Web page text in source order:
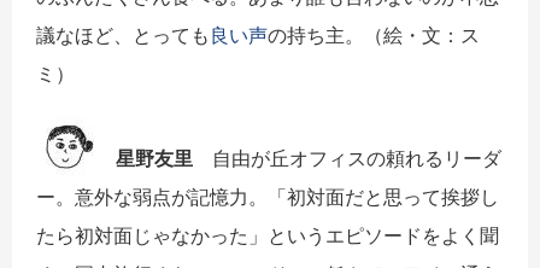
議なほど、とっても 良い声の持ち主。（絵・文：ス
ミ）
星野友里 自由が丘オフィスの頼れるリーダ
ー。意外な弱点が記憶力。「初対面だと思って挨拶し
たら初対面じゃなかった」というエピソードをよく聞